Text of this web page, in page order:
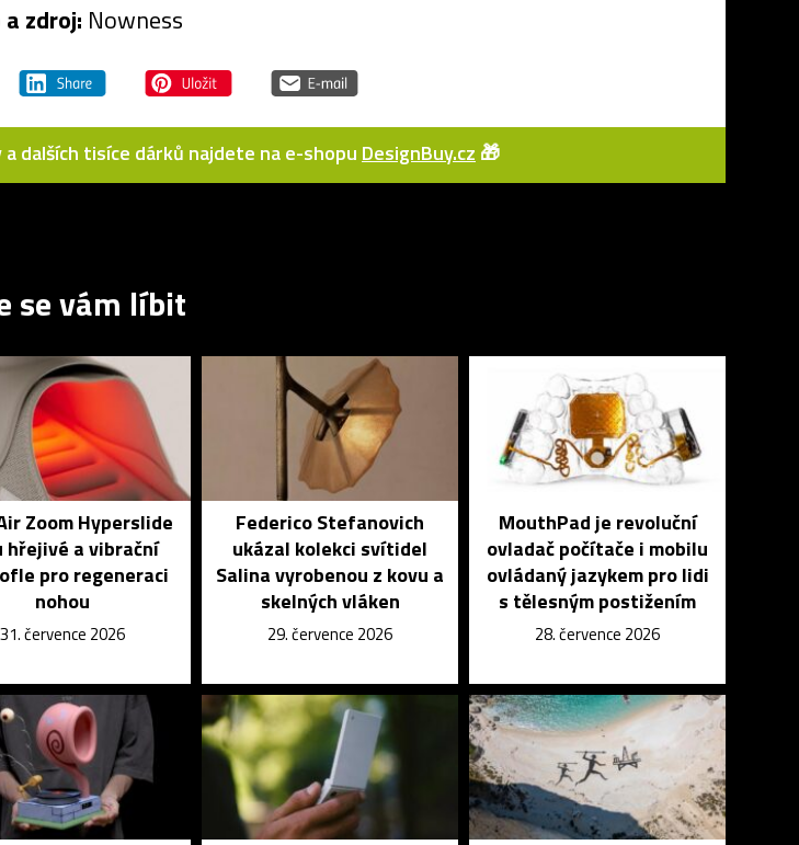
zdroj: Nowness
dalších tisíce dárků najdete na e-shopu DesignBuy.cz 🎁
se vám líbit
Zoom Hyperslide
hřejivé a vibrační
pro regeneraci
nohou
31. července 2026
Federico Stefanovich
ukázal kolekci svítidel
Salina vyrobenou z kovu a
skelných vláken
29. července 2026
MouthPad je revoluční
ovladač počítače i mobilu
ovládaný jazykem pro lidi
s tělesným postižením
28. července 2026